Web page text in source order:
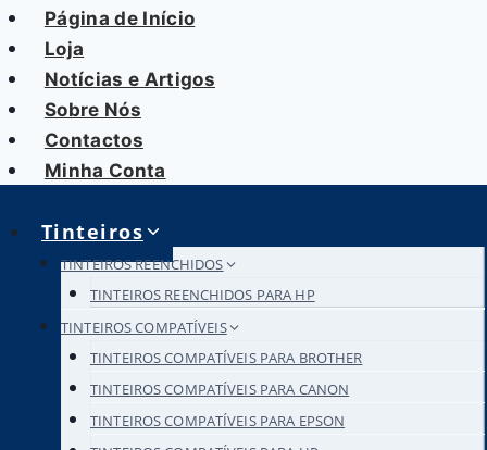
Página de Início
Loja
Notícias e Artigos
Sobre Nós
Contactos
Minha Conta
Tinteiros
TINTEIROS REENCHIDOS
TINTEIROS REENCHIDOS PARA HP
TINTEIROS COMPATÍVEIS
TINTEIROS COMPATÍVEIS PARA BROTHER
TINTEIROS COMPATÍVEIS PARA CANON
TINTEIROS COMPATÍVEIS PARA EPSON